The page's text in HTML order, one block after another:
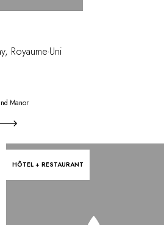
Royaume-Uni
Manor
HÔTEL + RESTAURANT